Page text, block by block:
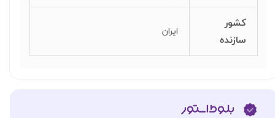
کشور
سازنده
ایران